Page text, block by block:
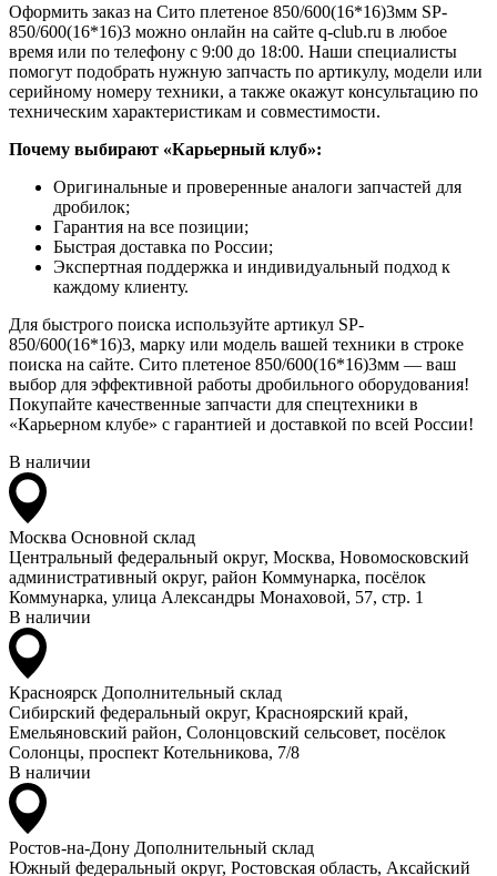
Оформить заказ на Сито плетеное 850/600(16*16)3мм SP-
850/600(16*16)3 можно онлайн на сайте q-club.ru в любое
время или по телефону с 9:00 до 18:00. Наши специалисты
помогут подобрать нужную запчасть по артикулу, модели или
серийному номеру техники, а также окажут консультацию по
техническим характеристикам и совместимости.
Почему выбирают «Карьерный клуб»:
Оригинальные и проверенные аналоги запчастей для
дробилок;
Гарантия на все позиции;
Быстрая доставка по России;
Экспертная поддержка и индивидуальный подход к
каждому клиенту.
Для быстрого поиска используйте артикул SP-
850/600(16*16)3, марку или модель вашей техники в строке
поиска на сайте. Сито плетеное 850/600(16*16)3мм — ваш
выбор для эффективной работы дробильного оборудования!
Покупайте качественные запчасти для спецтехники в
«Карьерном клубе» с гарантией и доставкой по всей России!
В наличии
Москва Основной склад
Центральный федеральный округ, Москва, Новомосковский
административный округ, район Коммунарка, посёлок
Коммунарка, улица Александры Монаховой, 57, стр. 1
В наличии
Красноярск Дополнительный склад
Сибирский федеральный округ, Красноярский край,
Емельяновский район, Солонцовский сельсовет, посёлок
Солонцы, проспект Котельникова, 7/8
В наличии
Ростов-на-Дону Дополнительный склад
Южный федеральный округ, Ростовская область, Аксайский